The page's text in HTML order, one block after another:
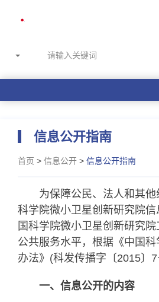
信息公开指南
首页 > 信息公开 > 信息公开指南
为保障公民、法人和其
科学院微小卫星创新研究院
国科学院微小卫星创新研究
公共服务水平，根据《中国
办法》(科发传播字〔2015〕7
一、信息公开的内容